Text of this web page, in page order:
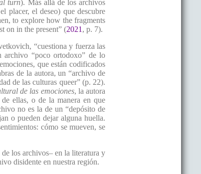
turn). Más allá de los archivos
placer, el deseo) que descubre
to explore how the fragments
on in the present” (2021 , p. 7).
“cuestiona y fuerza las
“poco ortodoxo” de lo
que están codificados
de la autora, un “archivo de
de las culturas queer” (p. 22).
de las emociones, la autora
ellas, o de la manera en que
no es la de un “depósito de
o pueden dejar alguna huella.
cómo se mueven, se
de los archivos– en la literatura y
disidente en nuestra región.